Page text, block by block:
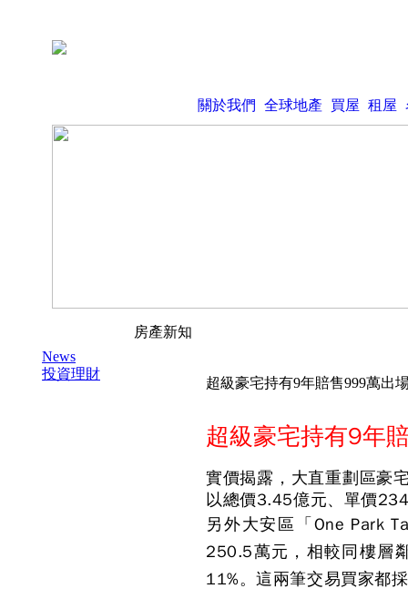
關於我們 全球地產 買屋 租屋
房產新知
News
投資理財
超級豪宅持有9年賠售999萬出
超級豪宅持有9年
實價揭露，大直重劃區豪
以總價3.45億元、單價
另外大安區「One Park
250.5萬元，相較同樓層
11%。這兩筆交易買家都